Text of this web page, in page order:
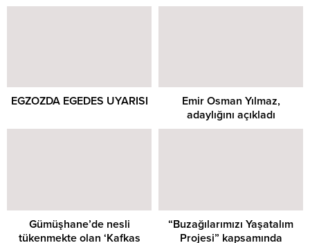
EGZOZDA EGEDES UYARISI
Emir Osman Yılmaz,
adaylığını açıkladı
Gümüşhane’de nesli
tükenmekte olan ‘Kafkas
“Buzağılarımızı Yaşatalım
Projesi” kapsamında